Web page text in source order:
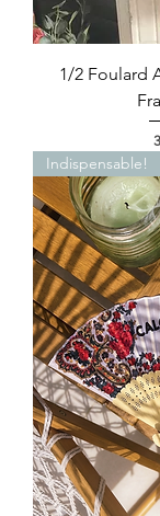
1/2 Foulard
Indispensable!